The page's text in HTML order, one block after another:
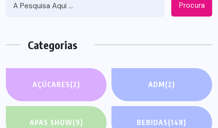
Procura
Categorias
AÇÚCARES(2) ADM(2)
APAS SHOW(9) BEBIDAS(148)